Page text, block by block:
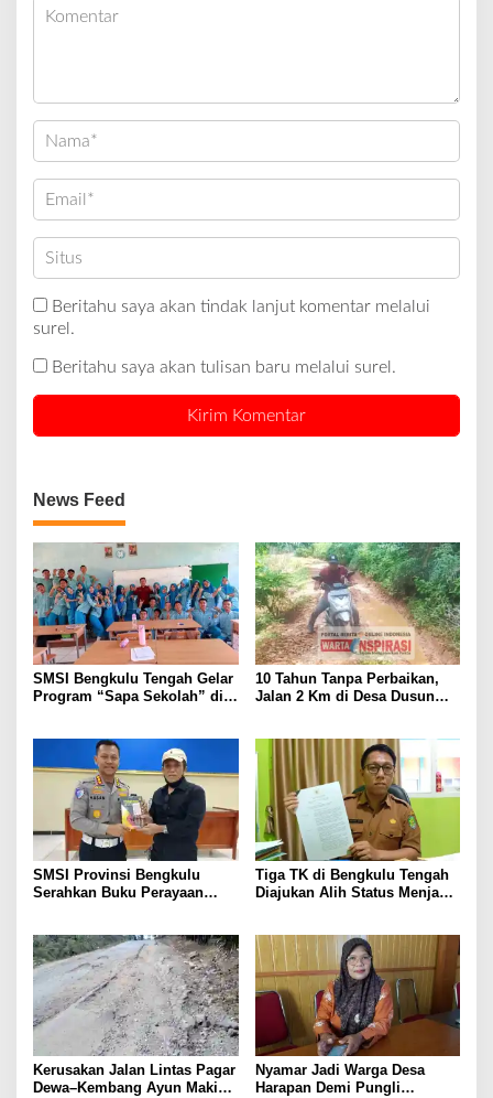
Beritahu saya akan tindak lanjut komentar melalui
surel.
Beritahu saya akan tulisan baru melalui surel.
News Feed
SMSI Bengkulu Tengah Gelar
Program “Sapa Sekolah” di
10 Tahun Tanpa Perbaikan,
Jalan 2 Km di Desa Dusun
SMSI Provinsi Bengkulu
Serahkan Buku Perayaan
Tiga TK di Bengkulu Tengah
Diajukan Alih Status Menjadi
Kerusakan Jalan Lintas Pagar
Dewa–Kembang Ayun Makin
Nyamar Jadi Warga Desa
Harapan Demi Pungli